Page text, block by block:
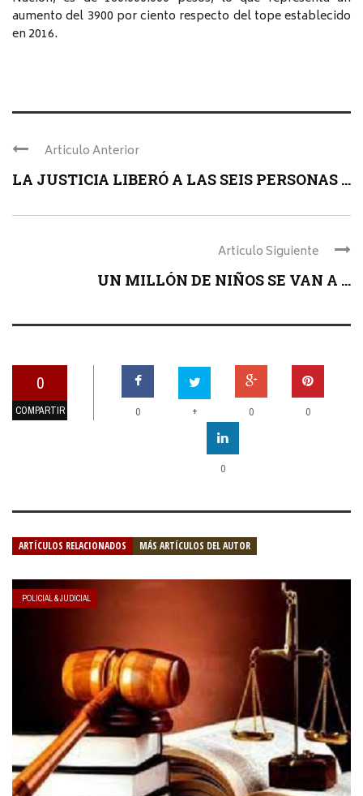
aumento del 3900 por ciento respecto del tope establecido
en 2016.
Articulo Anterior
LA JUSTICIA LIBERÓ A LAS SEIS PERSONAS ...
Articulo Siguiente
UN MILLÓN DE NIÑOS SE VAN A ...
0
COMPARTIR 0 + 0 0
0
ARTÍCULOS RELACIONADOS MÁS ARTÍCULOS DEL AUTOR
POLICIAL & JUDICIAL